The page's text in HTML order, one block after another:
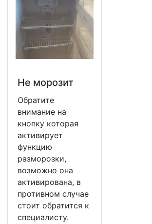
Не морозит
Обратите
внимание на
кнопку которая
активирует
функцию
разморозки,
возможно она
активирована, в
противном случае
стоит обратится к
специалисту.